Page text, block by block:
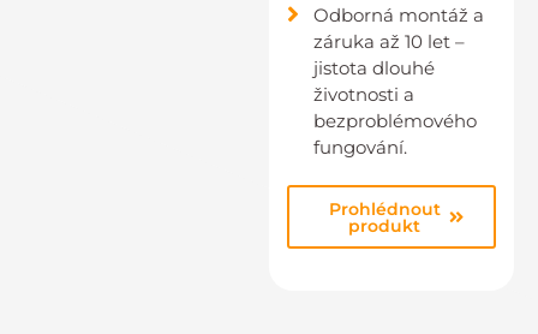
Odborná montáž a
záruka až 10 let –
jistota dlouhé
životnosti a
bezproblémového
fungování.
Prohlédnout
produkt